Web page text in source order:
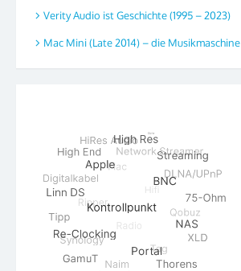
Verity Audio ist Geschichte (1995 – 2023)
Mac Mini (Late 2014) – die Musikmaschine